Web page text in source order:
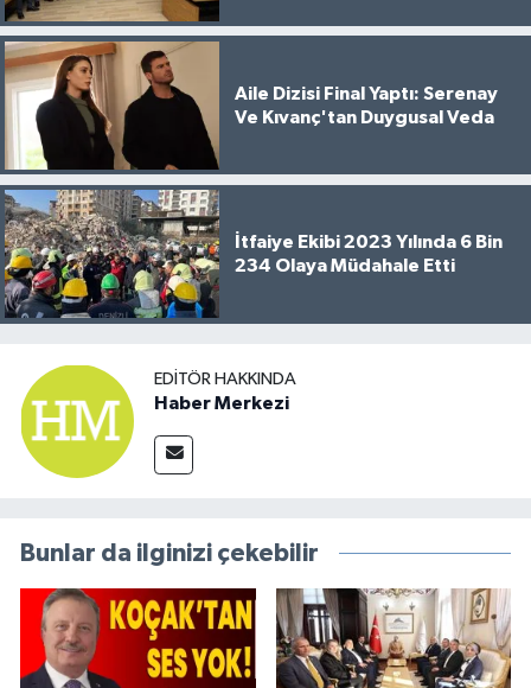
Aile Dizisi Final Yaptı: Serenay
Ve Kıvanç'tan Duygusal Veda
İtfaiye Ekibi 2023 Yılında 6 Bin
234 Olaya Müdahale Etti
EDITÖR HAKKINDA
Haber Merkezi
Bunlar da ilginizi çekebilir